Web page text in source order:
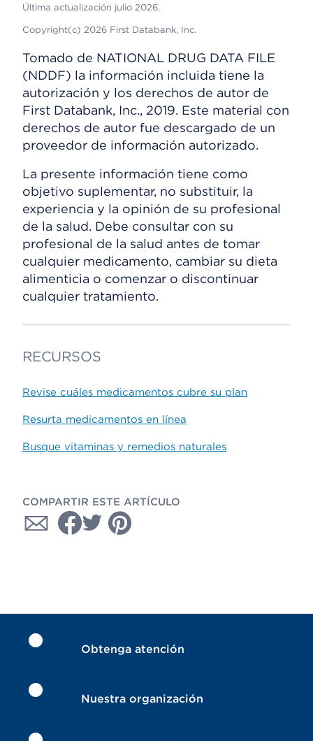
Última actualización julio 2026.
Copyright(c) 2026 First Databank, Inc.
Tomado de NATIONAL DRUG DATA FILE
(NDDF) la información incluida tiene la
autorización y los derechos de autor de
First Databank, Inc., 2019. Este material con
derechos de autor fue descargado de un
proveedor de información autorizado.
La presente información tiene como
objetivo suplementar, no substituir, la
experiencia y la opinión de su profesional
de la salud. Debe consultar con su
profesional de la salud antes de tomar
cualquier medicamento, cambiar su dieta
alimenticia o comenzar o discontinuar
cualquier tratamiento.
RECURSOS
Revise cuáles medicamentos cubre su plan
Resurta medicamentos en línea
Busque vitaminas y remedios naturales
COMPARTIR ESTE ARTÍCULO
Obtenga atención
Nuestra organización